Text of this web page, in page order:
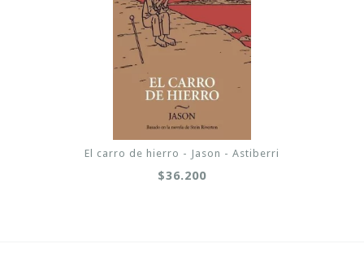
El carro de hierro - Jason - Astiberri
$36.200